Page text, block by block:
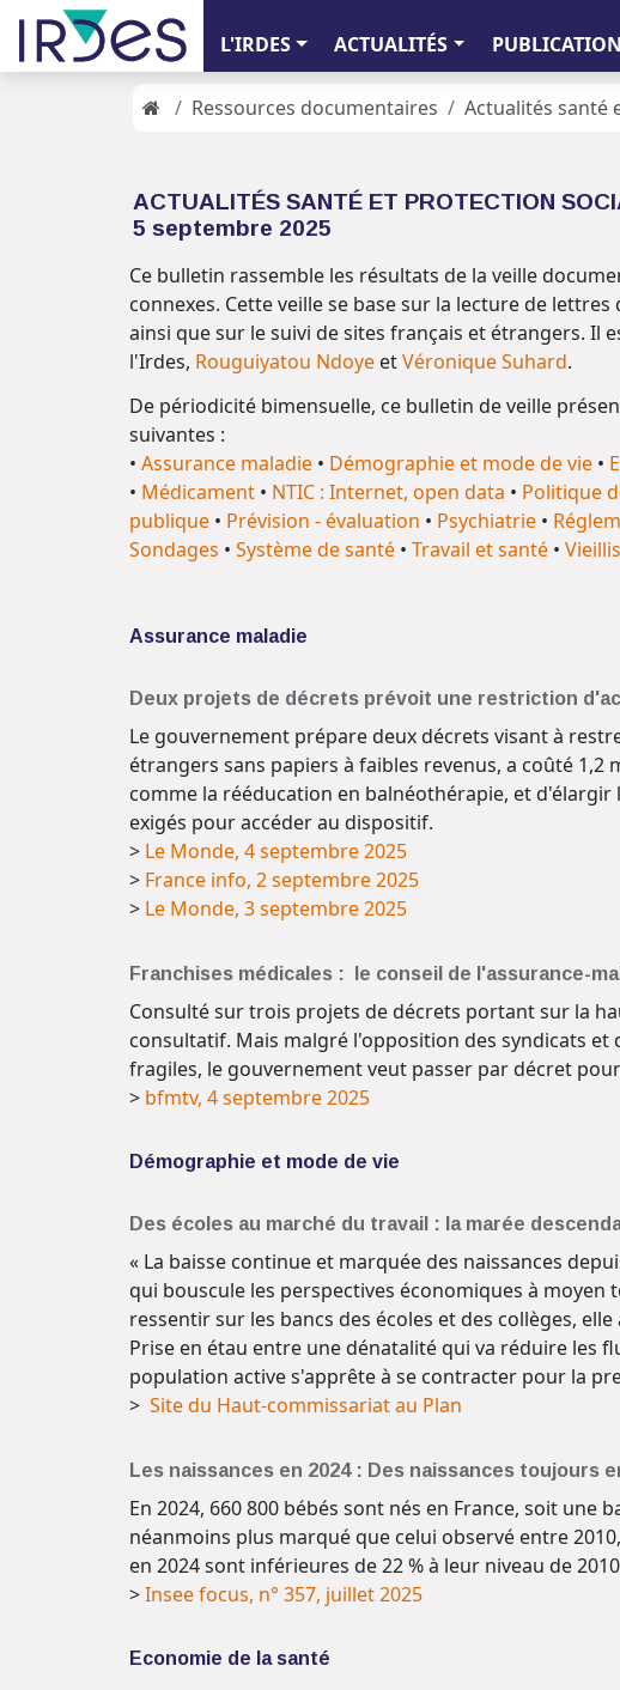
L'IRDES ACTUALITÉS
Ressources documentaires Actualités santé
ACTUALITÉS SANTÉ ET PROTECTION
5 septembre 2025
Ce bulletin rassemble les résultats de la veille
connexes. Cette veille se base sur la lecture de
ainsi que sur le suivi de sites français et étrangers. Il
l'Irdes, Rouguiyatou Ndoye etVéronique Suhard.
De périodicité bimensuelle, ce bulletin de veille
suivantes :
• Assurance maladie • Démographie et mode de vie •
• Médicament • NTIC : Internet, open data • Politique
publique • Prévision - évaluation • Psychiatrie •
Sondages • Système de santé • Travail et santé •
Assurance maladie
Deux projets de décrets prévoit une restriction
Le gouvernement prépare deux décrets visant à
étrangers sans papiers à faibles revenus, a coûté 1,2
comme la rééducation en balnéothérapie, et
exigés pour accéder au dispositif.
> Le Monde, 4 septembre 2025
> France info, 2 septembre 2025
> Le Monde, 3 septembre 2025
Franchises médicales : le conseil de l'assurance-
Consulté sur trois projets de décrets portant sur la
consultatif. Mais malgré l'opposition des syndicats
fragiles, le gouvernement veut passer par décret
> bfmtv, 4 septembre 2025
Démographie et mode de vie
Des écoles au marché du travail : la marée
« La baisse continue et marquée des naissances
qui bouscule les perspectives économiques à
ressentir sur les bancs des écoles et des collèges,
Prise en étau entre une dénatalité qui va réduire les
population active s'apprête à se contracter pour la
> Site du Haut-commissariat au Plan
Les naissances en 2024 : Des naissances toujours
En 2024, 660 800 bébés sont nés en France, soit une
néanmoins plus marqué que celui observé entre
en 2024 sont inférieures de 22 % à leur niveau de
>Insee focus, n° 357, juillet 2025
Economie de la santé